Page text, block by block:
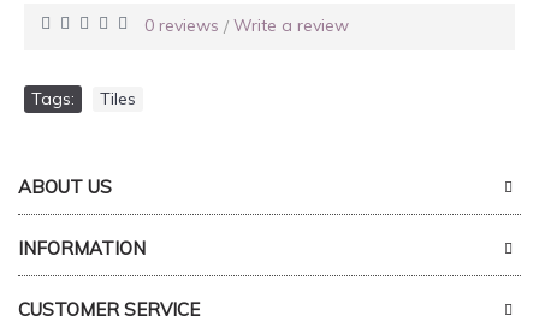
0 reviews / Write a review
Tags: Tiles
ABOUT US
INFORMATION
CUSTOMER SERVICE